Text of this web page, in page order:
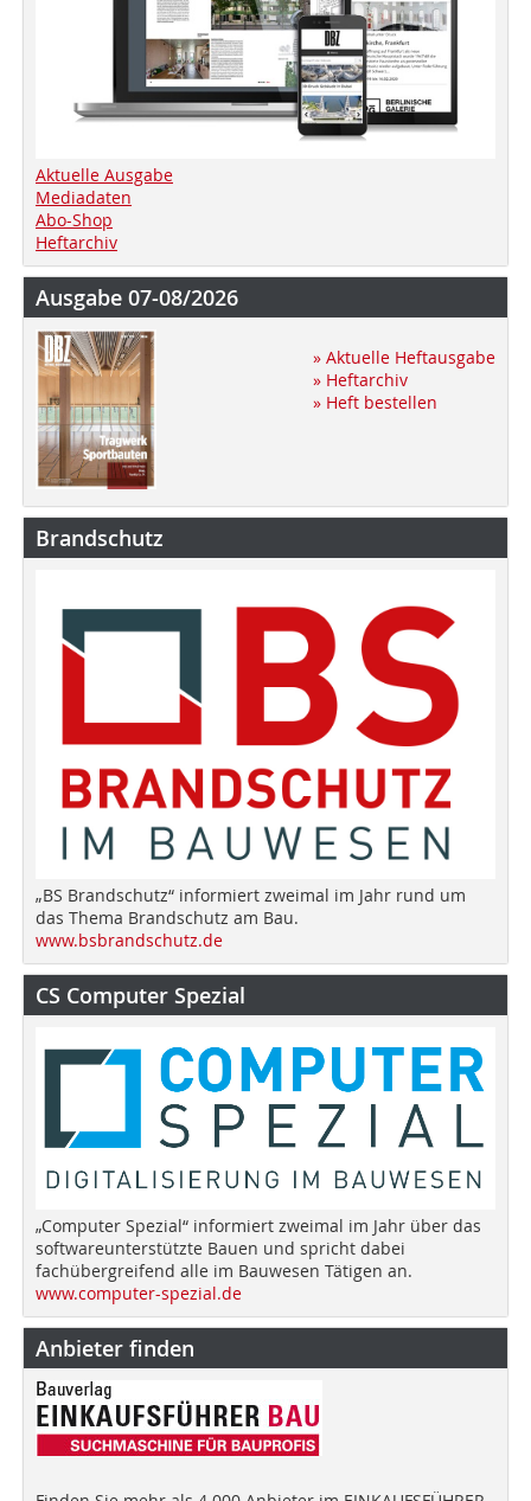
Aktuelle Ausgabe
Mediadaten
Abo-Shop
Heftarchiv
Ausgabe 07-08/2026
» Aktuelle Heftausgabe
» Heftarchiv
» Heft bestellen
Brandschutz
„BS Brandschutz“ informiert zweimal im Jahr rund um
das Thema Brandschutz am Bau.
www.bsbrandschutz.de
CS Computer Spezial
„Computer Spezial“ informiert zweimal im Jahr über das
softwareunterstützte Bauen und spricht dabei
fachübergreifend alle im Bauwesen Tätigen an.
www.computer-spezial.de
Anbieter finden